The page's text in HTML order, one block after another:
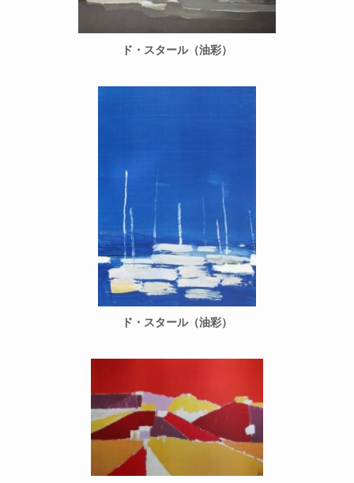
ド・スタール（油彩）
ド・スタール（油彩）